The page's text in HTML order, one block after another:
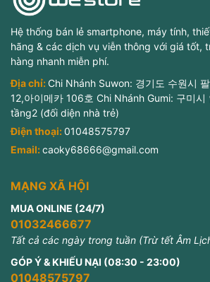
Hệ thống bán lẻ smartphone, máy tính,
hãng & các dịch vụ viễn thông với giá tốt,
hàng nhanh miễn phí.
Địa chỉ: Chi Nhánh Suwon: 경기도 수원시
12,아이메카 106호 Chi Nhánh Gumi: 구미
tầng2 (đối diện nhà trẻ)
Điện thoại:01048575797
Email:caoky68666@gmail.com
MẠNG XÃ HỘI
MUA ONLINE (24/7)
01032466677
Tất cả các ngày trong tuần (Trừ tết Âm
GÓP Ý & KHIẾU NẠI (08:30 - 23:00)
01048575797